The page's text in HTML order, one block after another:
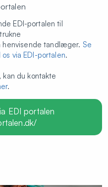
EDI-portalen til
henvisende tandlæger. Se
via EDI-portalen.
kan du kontakte
.
EDI portalen